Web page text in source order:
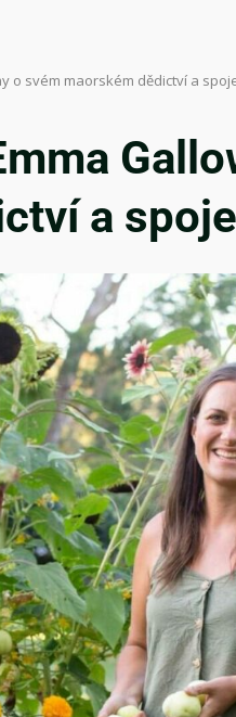
o svém maorském dědictví a
a